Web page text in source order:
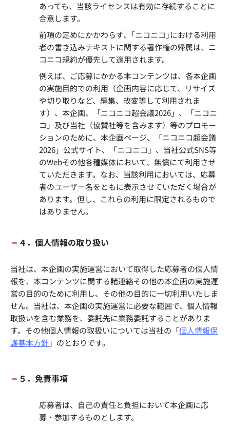
あっても、当該ライセンスは有効に存続することに
合意します。
前項の定めにかかわらず、｢ニコニコ｣における利用
者の書き込みテキストに関する著作権の帰属は、ニ
コニコ規約が優先して適用されます。
例えば、ご応募にかかる本コンテンツは、各本企画
の実施目的での利用（企画内容に応じて、リサイズ
や切り取りなど、編集、改変等して利用されま
す）、本企画、「ニコニコ超会議2026」、「ニコニ
コ」及び当社（協賛社等を含みます）等のプロモー
ションのために、本企画ページ、「ニコニコ超会議
2026」公式サイト、「ニコニコ」、当社公式SNS等
のWebその他各種媒体において、無償にて利用させ
ていただきます。なお、当該利用においては、応募
者のユーザー名をともに表示させていただく場合が
あります。但し、これらの利用に限定されるもので
はありません。
４．個人情報の取り扱い
当社は、本企画の実施運営において取得した応募者の個人情
報を、本コンテンツに関する諸連絡その他の本企画の実施運
営の目的のために利用し、その他の目的に一切利用いたしま
せん。当社は、本企画の実施運営に必要な範囲で、個人情報
取扱いを含む業務を、委託先に業務委託することがありま
す。その他個人情報の取扱いについては当社の「個人情報保
護基本方針」のとおりです。
５．免責事項
応募者は、自己の責任と負担において本企画に応
募・参加するものとします。